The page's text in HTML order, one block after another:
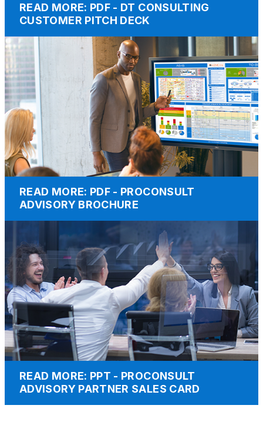
READ MORE: PDF - DT CONSULTING
CUSTOMER PITCH DECK
READ MORE: PDF - PROCONSULT
ADVISORY BROCHURE
READ MORE: PPT - PROCONSULT
ADVISORY PARTNER SALES CARD